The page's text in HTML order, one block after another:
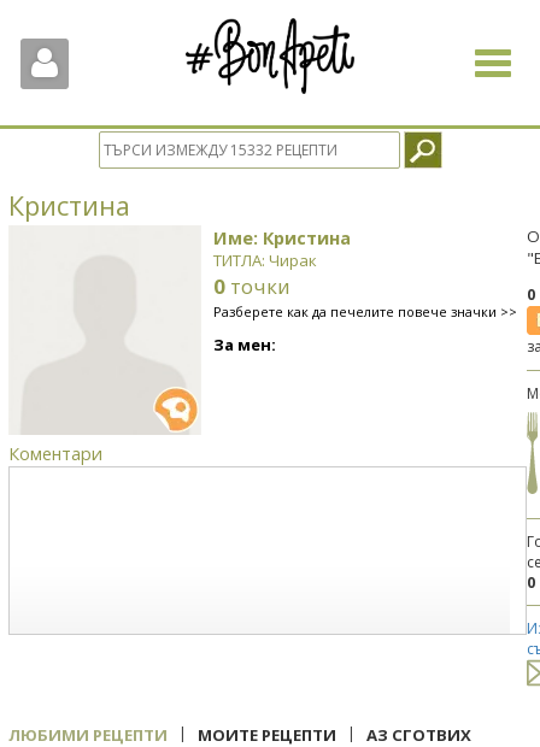
Toggle
Кристина
Име: Кристина
ТИТЛА: Чирак
0 точки
Разберете как да печелите повече значки >>
За мен:
Коментари
0
ЛЮБИМИ РЕЦЕПТИ | МОИТЕ РЕЦЕПТИ | АЗ СГОТВИХ